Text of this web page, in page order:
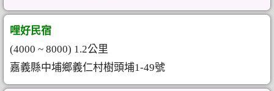
哩好民宿
(4000 ~ 8000) 1.2公里
嘉義縣中埔鄉義仁村樹頭埔1-49號